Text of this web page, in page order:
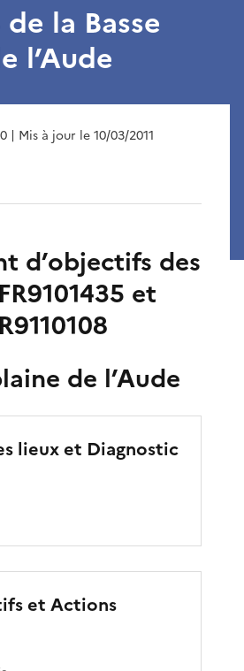
la Basse
l’Aude
| Mis à jour le 10/03/2011
d’objectifs des
et
de l’Aude
lieux et Diagnostic
et Actions